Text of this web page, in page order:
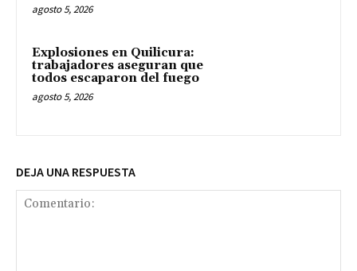
agosto 5, 2026
Explosiones en Quilicura:
trabajadores aseguran que
todos escaparon del fuego
agosto 5, 2026
DEJA UNA RESPUESTA